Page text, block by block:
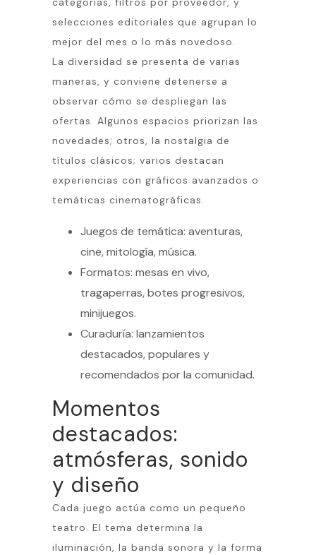
selecciones editoriales que agrupan lo
mejor del mes o lo más novedoso.
La diversidad se presenta de varias
maneras, y conviene detenerse a
observar cómo se despliegan las
ofertas. Algunos espacios priorizan las
novedades; otros, la nostalgia de
títulos clásicos; varios destacan
experiencias con gráficos avanzados o
temáticas cinematográficas.
Juegos de temática: aventuras,
cine, mitología, música.
Formatos: mesas en vivo,
tragaperras, botes progresivos,
minijuegos.
Curaduría: lanzamientos
destacados, populares y
recomendados por la comunidad.
Momentos
destacados:
atmósferas, sonido
y diseño
Cada juego actúa como un pequeño
teatro. El tema determina la
iluminación, la banda sonora y la forma